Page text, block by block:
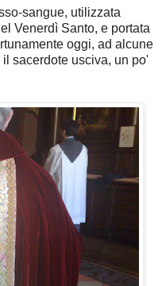
sangue, utilizzata
Venerdì Santo, e portata
oggi, ad alcune
sacerdote usciva, un po'